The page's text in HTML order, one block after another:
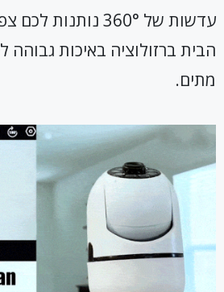
עדשות של 360°
הבית ברזולוציה באיכות
מתים.